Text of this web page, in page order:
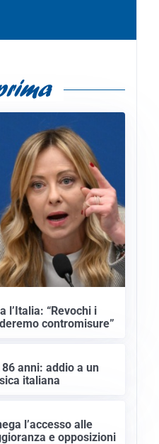
l’Italia: “Revochi i
contromisure”
anni: addio a un
italiana
l’accesso alle
e opposizioni